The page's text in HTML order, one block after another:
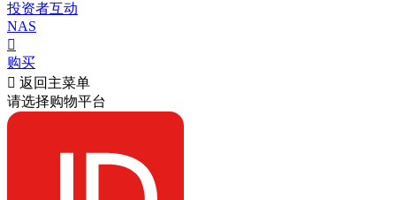
投资者互动
NAS

购买
 返回主菜单
请选择购物平台